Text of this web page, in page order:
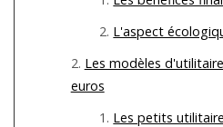
L'aspect
Les modèles
euros
Les petits